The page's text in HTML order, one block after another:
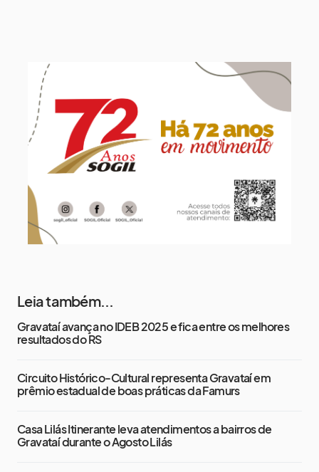
Quarta-Feira 12°
13 de agosto
Quinta-Feira
14 de agosto
Sexta-Feira 17° 13°
Leia também...
Gravataí avança no IDEB 2025 e fica entre os melhores
resultados do RS
Circuito Histórico-Cultural representa Gravataí em
prêmio estadual de boas práticas da Famurs
Casa Lilás Itinerante leva atendimentos a bairros de
Gravataí durante o Agosto Lilás